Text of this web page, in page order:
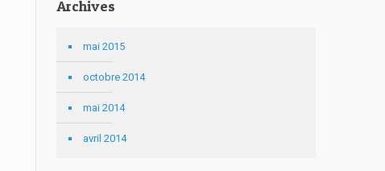
Archives
mai 2015
octobre 2014
mai 2014
avril 2014